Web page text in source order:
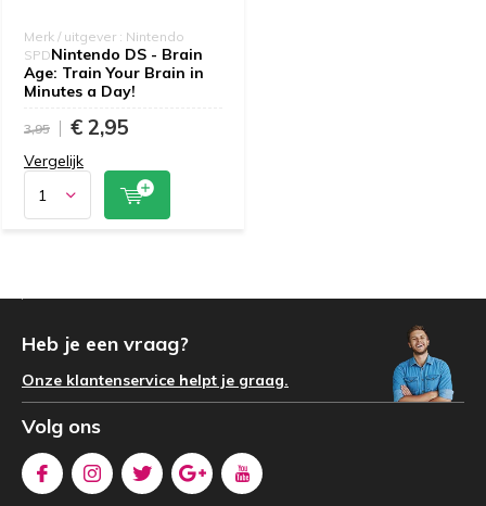
Merk / uitgever : Nintendo
SPDNintendo DS - Brain
Age: Train Your Brain in
Minutes a Day!
3,95 € 2,95
Vergelijk
Heb je een vraag?
Onze klantenservice helpt je graag.
Volg ons